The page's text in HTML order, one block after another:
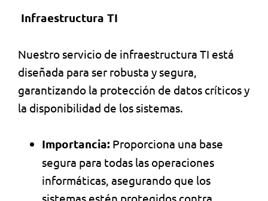
Infraestructura TI
Nuestro servicio de infraestructura TI está
diseñada para ser robusta y segura,
garantizando la protección de datos críticos y
la disponibilidad de los sistemas.
Importancia: Proporciona una base
segura para todas las operaciones
informáticas, asegurando que los